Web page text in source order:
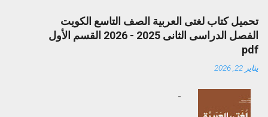
تحميل كتاب لغتى العربية الصف التاسع الكويت
الفصل الدراسى الثانى 2025 - 2026 القسم الأول
pdf
يناير 22, 2026